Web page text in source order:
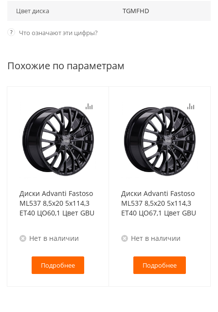
Цвет диска TGMFHD
? Что означают эти цифры?
Похожие по параметрам
Диски Advanti Fastoso
ML537 8,5x20 5x114,3
ET40 ЦО60,1 Цвет GBU
Нет в наличии
Подробнее
Диски Advanti Fastoso
ML537 8,5x20 5x114,3
ET40 ЦО67,1 Цвет GBU
Нет в наличии
Подробнее